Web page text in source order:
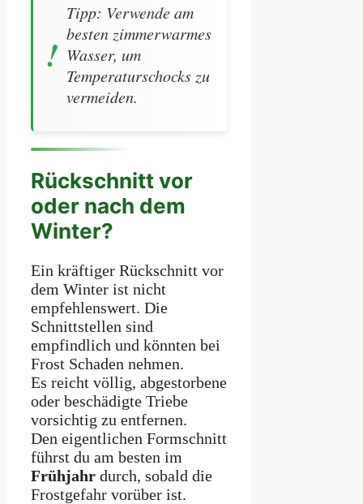
Tipp: Verwende am
besten zimmerwarmes
Wasser, um
Temperaturschocks zu
vermeiden.
Rückschnitt vor
oder nach dem
Winter?
Ein kräftiger Rückschnitt vor
dem Winter ist nicht
empfehlenswert. Die
Schnittstellen sind
empfindlich und könnten bei
Frost Schaden nehmen.
Es reicht völlig, abgestorbene
oder beschädigte Triebe
vorsichtig zu entfernen.
Den eigentlichen Formschnitt
führst du am besten im
Frühjahr durch, sobald die
Frostgefahr vorüber ist.